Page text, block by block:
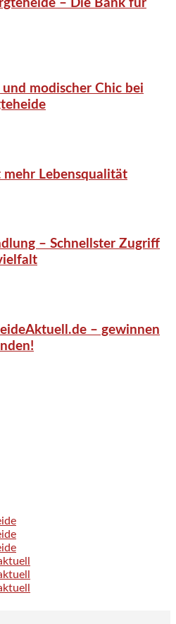
– Die Bank für
modischer Chic bei
Lebensqualität
– Schnellster Zugriff
– gewinnen